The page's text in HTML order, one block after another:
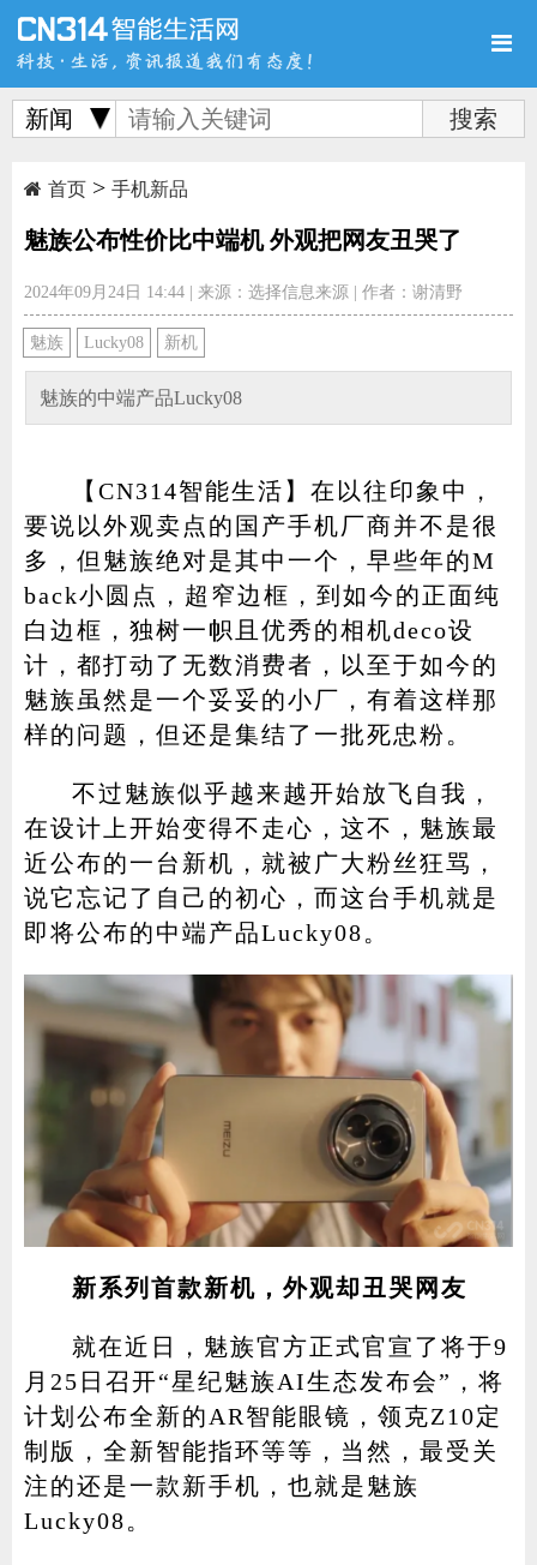
首页
导购
图赏 游记 直播
家电 技巧 作者
新闻
首页> 手机新品
魅族公布性价比中端机 外观把网友丑哭了
2024年09月24日 14:44| 来源：选择信息来源| 作者：谢清野
魅族 Lucky08 新机
魅族的中端产品Lucky08
【CN314智能生活】在以往印象中，
要说以外观卖点的国产手机厂商并不是很
多，但魅族绝对是其中一个，早些年的M
back小圆点，超窄边框，到如今的正面纯
白边框，独树一帜且优秀的相机deco设
计，都打动了无数消费者，以至于如今的
魅族虽然是一个妥妥的小厂，有着这样那
样的问题，但还是集结了一批死忠粉。
不过魅族似乎越来越开始放飞自我，
在设计上开始变得不走心，这不，魅族最
近公布的一台新机，就被广大粉丝狂骂，
说它忘记了自己的初心，而这台手机就是
即将公布的中端产品Lucky08。
新系列首款新机，外观却丑哭网友
就在近日，魅族官方正式官宣了将于9
月25日召开“星纪魅族AI生态发布会”，将
计划公布全新的AR智能眼镜，领克Z10定
制版，全新智能指环等等，当然，最受关
注的还是一款新手机，也就是魅族
Lucky08。